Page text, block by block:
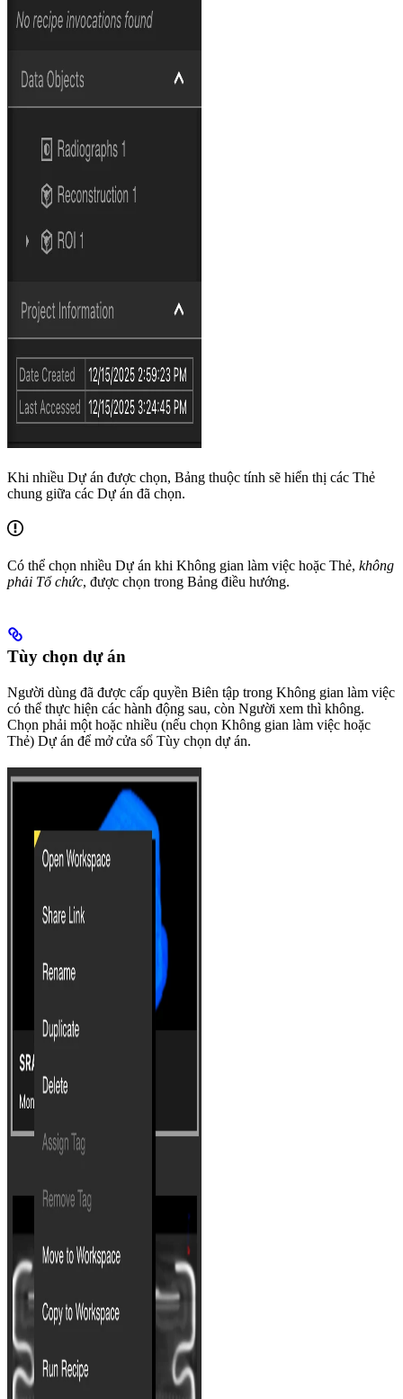
Khi nhiều Dự án được chọn, Bảng thuộc tính sẽ hiển thị các Thẻ
chung giữa các Dự án đã chọn.
Có thể chọn nhiều Dự án khi Không gian làm việc hoặc Thẻ, không
phải Tổ chức, được chọn trong Bảng điều hướng.
Tùy chọn dự án
Người dùng đã được cấp quyền Biên tập trong Không gian làm việc
có thể thực hiện các hành động sau, còn Người xem thì không.
Chọn phải một hoặc nhiều (nếu chọn Không gian làm việc hoặc
Thẻ) Dự án để mở cửa sổ Tùy chọn dự án.